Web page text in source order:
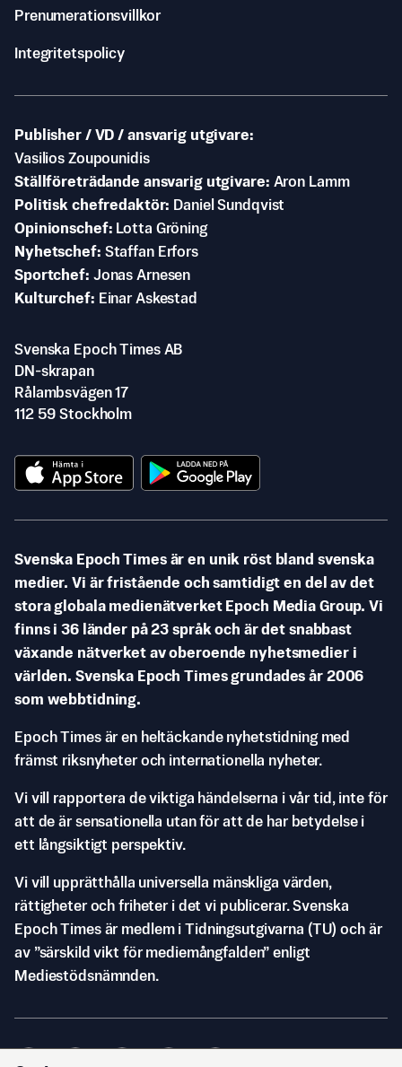
Prenumerationsvillkor
Integritetspolicy
Publisher / VD / ansvarig utgivare
Vasilios Zoupounidis
Ställföreträdande ansvarig utgivare Aron Lamm
Politisk chefredaktör
Daniel Sundqvist
Opinionschef
Lotta Gröning
Nyhetschef Staffan Erfors
Sportchef Jonas Arnesen
Kulturchef
Einar Askestad
Svenska Epoch Times AB
DN-skrapan
Rålambsvägen 17
112 59 Stockholm
Svenska Epoch Times är en unik röst bland svenska
medier. Vi är fristående och samtidigt en del av det
stora globala medienätverket Epoch Media Group. Vi
finns i 36 länder på 23 språk och är det snabbast
växande nätverket av oberoende nyhetsmedier i
världen. Svenska Epoch Times grundades år 2006
som webbtidning.
Epoch Times är en heltäckande nyhetstidning med
främst riksnyheter och internationella nyheter.
Vi vill rapportera de viktiga händelserna i vår tid, inte för
att de är sensationella utan för att de har betydelse i
ett långsiktigt perspektiv.
Vi vill upprätthålla universella mänskliga värden,
rättigheter och friheter i det vi publicerar. Svenska
Epoch Times är medlem i Tidningsutgivarna (TU) och är
av ”särskild vikt för mediemångfalden” enligt
Mediestödsnämnden.